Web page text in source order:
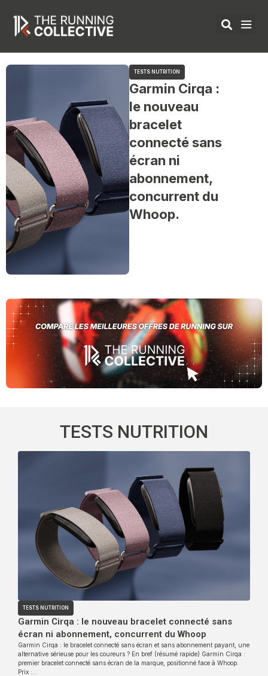
contenu
TESTS NUTRITION
Garmin Cirqa :
le nouveau
bracelet
connecté sans
écran ni
abonnement,
concurrent du
Whoop.
TESTS NUTRITION
TESTS NUTRITION
Garmin Cirqa : le nouveau bracelet connecté sans
écran ni abonnement, concurrent du Whoop
Garmin Cirqa : le bracelet connecté sans écran et sans abonnement payant, une
alternative sérieuse pour les coureurs ? En bref (résumé rapide) Garmin Cirqa :
premier bracelet connecté sans écran de la marque, positionné face à Whoop.
Prix :…